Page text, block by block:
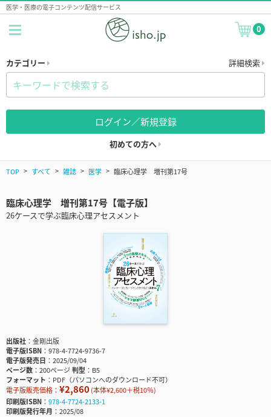
医学・医療の電子コンテンツ配信サービス
0
カテゴリー 詳細検索
ログイン／新規登録
初めての方へ
TOP すべて 雑誌 医学 臨床心理学 増刊第17号
臨床心理学 増刊第17号【電子版】
26ケースで学ぶ臨床心理アセスメント
出版社
金剛出版
電子版ISBN
978-4-7724-9736-7
電子版発売日
2025/09/04
ページ数
200ページ判型
B5
フォーマット
PDF（パソコンへのダウンロード不可）
電子版販売価格： ¥2,860(本体¥2,600＋税10％)
印刷版ISBN
978-4-7724-2133-1
印刷版発行年月
2025/08